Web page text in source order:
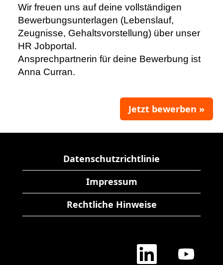
Wir freuen uns auf deine vollständigen
Bewerbungsunterlagen (Lebenslauf,
Zeugnisse, Gehaltsvorstellung) über unser
HR Jobportal.
Ansprechpartnerin für deine Bewerbung ist
Anna Curran.
Jetzt bewerben »
Datenschutzrichtlinie
Impressum
Rechtliche Hinweise
W W